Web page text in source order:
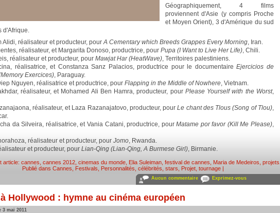
Géographiquement, 4 films
proviennent d'Asie (y compris Proche
et Moyen Orient), 3 d'Amérique du sud
d'Afrique.
Alidi, réalisateur et producteur, pourA Cementary which Breeds Grappes Every Morning, Iran.
réalisateur, et Margarita Donoso, productrice, pour Pupa (I Want to Live Her Life), Chili.
réalisateur et producteur, pour Mawjat Har (HeatWave), Territoires palestiniens.
réalisatrice, et Constanza Sanz Palacios, productrice pour le documentaireEjercicios de
Exercices), Paraguay.
Nguyen, réalisatrice et productrice, pour Flapping in the Middle of Nowhere, Vietnam.
réalisateur, et Mohamed Ali Ben Hamra, producteur, pour Please Yourself with the Worst,
réalisateur, et Laza Razanajatovo, producteur, pourLe chant des Tlous (Song of Tlou),
da Silveira, réalisatrice, et Vania Catani, productrice, pourMatame por favor (Kill Me Please),
réalisateur et producteur, pour Jomo, Rwanda.
et producteur, pour Lian-Qing (Lian-Qing, A Burmese Girl), Birmanie.
article: cannes cannes 2012, cinemas du monde, Elia Suleiman, festival de cannes Maria de Medeiros projets
Publié dans Cannes Festivals Personnalités, célébrités, stars Projet, tournage |
Aucun commentaire Exprimez-vous
Hollywood : hymne au cinéma européen
3 mai 2011